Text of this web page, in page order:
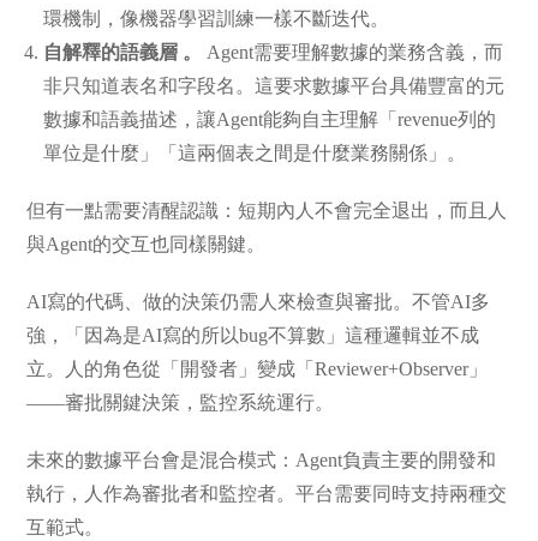
環機制，像機器學習訓練一樣不斷迭代。
自解釋的語義層 。
Agent需要理解數據的業務含義，而
非只知道表名和字段名。這要求數據平台具備豐富的元
數據和語義描述，讓Agent能夠自主理解「revenue列的
單位是什麼」「這兩個表之間是什麼業務關係」。
但有一點需要清醒認識：短期內人不會完全退出，而且人
與Agent的交互也同樣關鍵。
AI寫的代碼、做的決策仍需人來檢查與審批。不管AI多
強，「因為是AI寫的所以bug不算數」這種邏輯並不成
立。人的角色從「開發者」變成「Reviewer+Observer」
——審批關鍵決策，監控系統運行。
未來的數據平台會是混合模式：Agent負責主要的開發和
執行，人作為審批者和監控者。平台需要同時支持兩種交
互範式。